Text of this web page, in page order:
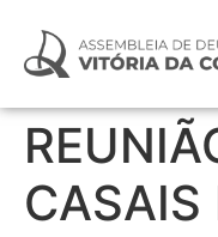
CASAIS